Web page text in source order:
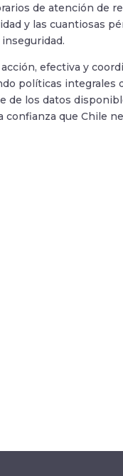
de atención de
y las cuantiosas
efectiva y
políticas integrales
de los datos
que Chile